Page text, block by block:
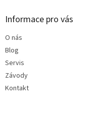
Informace pro vás
O nás
Blog
Servis
Závody
Kontakt